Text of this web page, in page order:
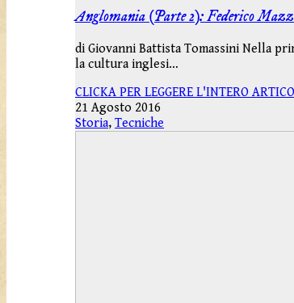
Anglomania (Parte 2): Federico
di Giovanni Battista Tomassini Nella
la cultura inglesi…
CLICKA PER LEGGERE L'INTERO
21 Agosto 2016
Storia, Tecniche